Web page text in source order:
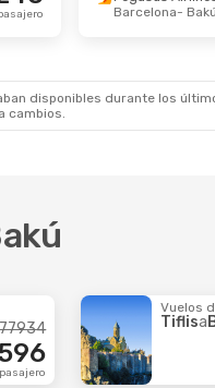
Oct. - Dom., 11 Oct.
- Rotterdam
$
Barcelona- Bakú
disponibles durante los
cambios.
Vuelos
Tiflisa